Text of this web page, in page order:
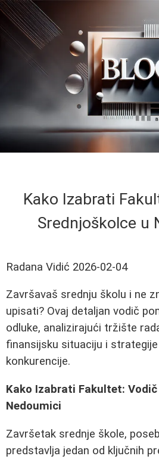
Kako Izabrati
Srednjoškolce u
Radana Vidić 2026-02-04
Završavaš srednju školu i ne
upisati? Ovaj detaljan vodič
odluke, analizirajući tržište
finansijsku situaciju i
konkurencije.
Kako Izabrati Fakultet:
Nedoumici
Završetak srednje škole,
predstavlja jedan od ključnih